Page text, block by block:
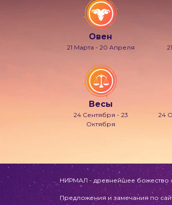
Овен
21 Марта - 20 Апреля
Весы
24 Сентября - 23
Октября
24
НИРМАЛ - древнейшее божество
Предложения и замечания по